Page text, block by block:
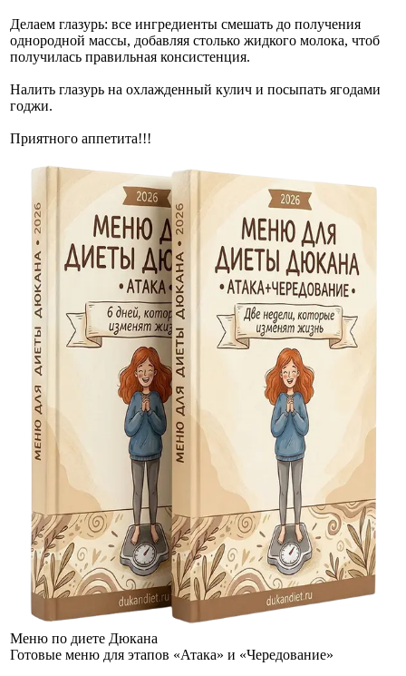
Делаем глазурь: все ингредиенты смешать до получения
однородной массы, добавляя столько жидкого молока, чтоб
получилась правильная консистенция.
Налить глазурь на охлажденный кулич и посыпать ягодами
годжи.
Приятного аппетита!!!
Меню по диете Дюкана
Готовые меню для этапов «Атака» и «Чередование»